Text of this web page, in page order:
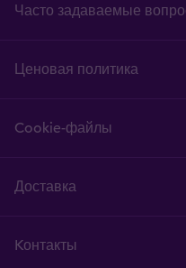
Часто задаваемые
Ценовая политика
Cookie-файлы
Доставка
Kонтакты